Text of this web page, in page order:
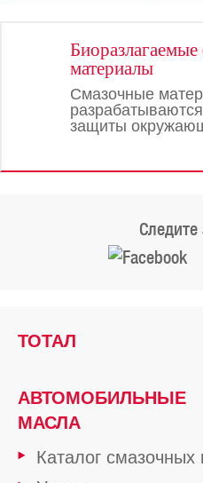
материалы
Смазочные
защиты
ТОТАЛ
АВТОМОБИЛЬНЫЕ
МАСЛА
Каталог смазочных